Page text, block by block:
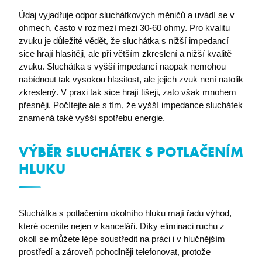
Údaj vyjadřuje odpor sluchátkových měničů a uvádí se v
ohmech, často v rozmezí mezi 30-60 ohmy. Pro kvalitu
zvuku je důležité vědět, že sluchátka s nižší impedancí
sice hrají hlasitěji, ale při větším zkreslení a nižší kvalitě
zvuku. Sluchátka s vyšší impedancí naopak nemohou
nabídnout tak vysokou hlasitost, ale jejich zvuk není natolik
zkreslený. V praxi tak sice hrají tišeji, zato však mnohem
přesněji. Počítejte ale s tím, že vyšší impedance sluchátek
znamená také vyšší spotřebu energie.
VÝBĚR SLUCHÁTEK S POTLAČENÍM
HLUKU
Sluchátka s potlačením okolního hluku mají řadu výhod,
které oceníte nejen v kanceláři. Díky eliminaci ruchu z
okolí se můžete lépe soustředit na práci i v hlučnějším
prostředí a zároveň pohodlněji telefonovat, protože
VISITOR_PRIVACY_METADATA
YouTube
.youtube.com
stsservicecookie
Microsoft Corporation
login.microsoftonline.com